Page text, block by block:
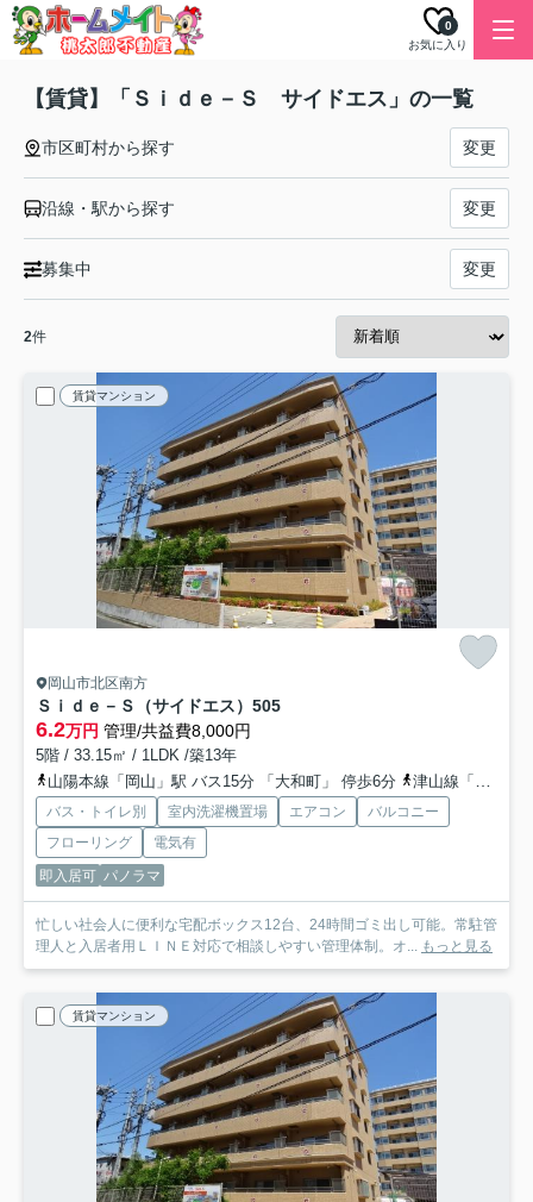
お気に入り
0
【賃貸】「Ｓｉｄｅ－Ｓ サイドエス」の一覧
市区町村から探す 変更
沿線・駅から探す 変更
募集中 変更
2件
賃貸マンション
岡山市北区南方
Ｓｉｄｅ－Ｓ（サイドエス） 505
6.2万円 管理/共益費8,000円
5階 / 33.15㎡ / 1LDK /築13年
山陽本線「岡山」駅 バス15分 「大和町」 停歩6分
津山線「法界院」駅 徒歩14分
バス・トイレ別 室内洗濯機置場 エアコン
バルコニー
フローリング
電気有
即入居可 パノラマ
忙しい社会人に便利な宅配ボックス12台、24時間ゴミ出し可能。常駐管
理人と入居者用ＬＩＮＥ対応で相談しやすい管理体制。オ... もっと見る
賃貸マンション